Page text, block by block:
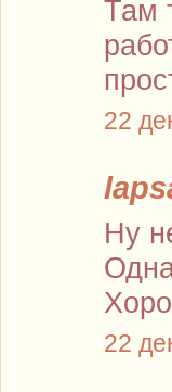
Там
22
Ну
22